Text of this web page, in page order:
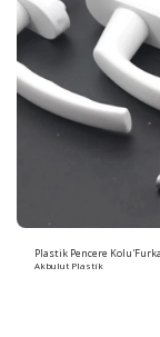
Plastik Pencere
Akbulut Plastik